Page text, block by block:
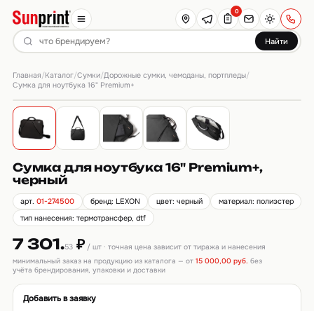
Найти
0
Главная/Каталог/Сумки/Дорожные сумки, чемоданы, портпледы/
Сумка для ноутбука 16" Premium+
Сумка для ноутбука 16" Premium+,
черный
арт.01-274500 бренд: LEXON цвет: черный
материал: полиэстер
тип нанесения: термотрансфер, dtf
7 301.53₽/ шт · точная цена зависит от тиража и нанесения
минимальный заказ на продукцию из каталога — от 15 000,00 руб. без
учёта брендирования, упаковки и доставки
Добавить в заявку